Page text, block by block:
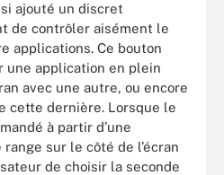
ajouté un discret
de contrôler aisément le
applications. Ce bouton
une application en plein
avec une autre, ou encore
cette dernière. Lorsque le
à partir d’une
sur le côté de l’écran
de choisir la seconde